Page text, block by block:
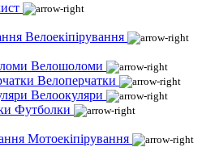
Велоекіпірування
Велошоломи
Велоперчатки
Велоокуляри
Футболки
Мотоекіпірування